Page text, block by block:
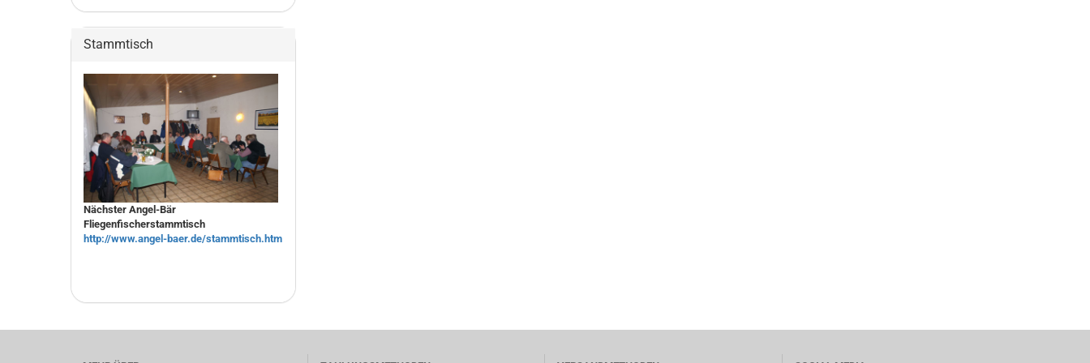
Stammtisch
Nächster Angel-Bär
Fliegenfischerstammtisch
http://www.angel-baer.de/stammtisch.htm